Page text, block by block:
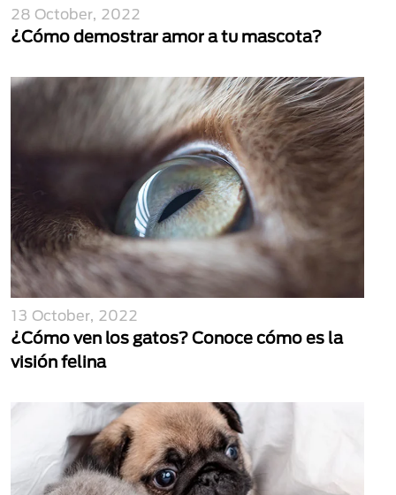
28 October, 2022
¿Cómo demostrar amor a tu mascota?
13 October, 2022
¿Cómo ven los gatos? Conoce cómo es la
visión felina